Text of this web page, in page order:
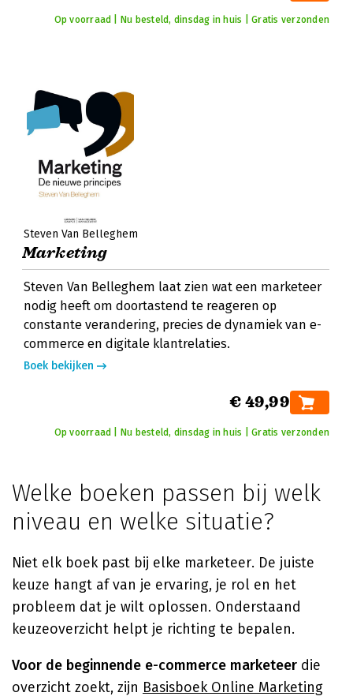
Op voorraad | Nu besteld, dinsdag in huis | Gratis verzonden
Steven Van Belleghem
Marketing
Steven Van Belleghem laat zien wat een marketeer
nodig heeft om doortastend te reageren op
constante verandering, precies de dynamiek van e-
commerce en digitale klantrelaties.
Boek bekijken
€ 49,99
Op voorraad | Nu besteld, dinsdag in huis | Gratis verzonden
Welke boeken passen bij welk
niveau en welke situatie?
Niet elk boek past bij elke marketeer. De juiste
keuze hangt af van je ervaring, je rol en het
probleem dat je wilt oplossen. Onderstaand
keuzeoverzicht helpt je richting te bepalen.
Voor de beginnende e-commerce marketeer die
overzicht zoekt, zijn Basisboek Online Marketing